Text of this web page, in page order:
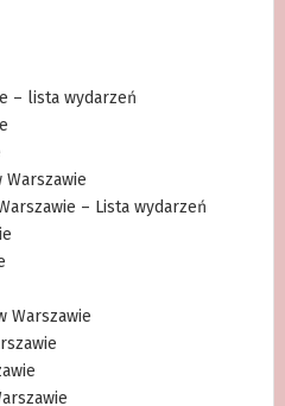
– lista wydarzeń
– Lista wydarzeń
Warszawie